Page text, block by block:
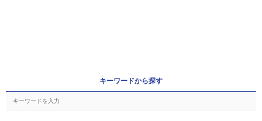
キーワードから探す